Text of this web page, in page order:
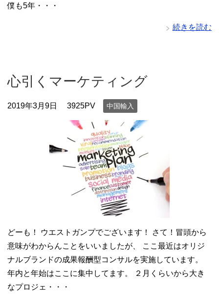
僕も5年・・・
続きを読む
心引くマーケティング
2019年3月9日 3925PV 中国輸入
どーも！ ウエストガンプでございます！ さて！冒頭から
意味がわからんことをいいましたが、 ここ最近はオリジ
ナルブランドの成果報酬型コンサルを実施しています。
年内と年始はここに集中してます。 ２月くらいから大き
なプロジェ・・・